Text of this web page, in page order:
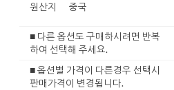
원산지 중국
■ 다른 옵션도 구매하시려면 반복
하여 선택해 주세요.
■ 옵션별 가격이 다른경우 선택시
판매가격이 변경됩니다.